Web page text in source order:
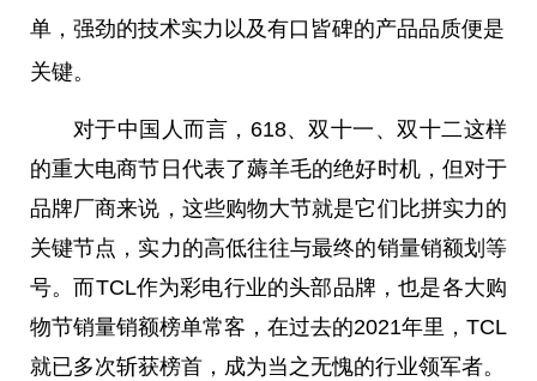
单，强劲的技术实力以及有口皆碑的产品品质便是
关键。
对于中国人而言，618、双十一、双十二这样
的重大电商节日代表了薅羊毛的绝好时机，但对于
品牌厂商来说，这些购物大节就是它们比拼实力的
关键节点，实力的高低往往与最终的销量销额划等
号。而TCL作为彩电行业的头部品牌，也是各大购
物节销量销额榜单常客，在过去的2021年里，TCL
就已多次斩获榜首，成为当之无愧的行业领军者。